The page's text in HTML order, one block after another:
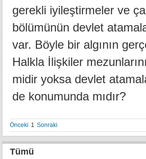
gerekli iyileştirmeler ve
bölümünün devlet
var. Böyle bir algının
Halkla İlişkiler
midir yoksa devlet
de konumunda mıdır?
Önceki 1 Sonraki
Tümü